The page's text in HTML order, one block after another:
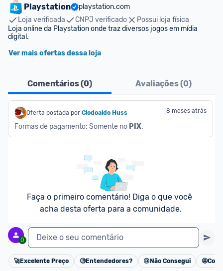
Playstation
playstation.com
Loja verificada
CNPJ verificado
Possui loja física
Loja online da Playstation onde traz diversos jogos em mídia
digital.
Ver mais ofertas dessa loja
Comentários (0) Avaliações (0)
Oferta postada por Clodoaldo Huss 8 meses atrás
Formas de pagamento: Somente no PIX.
Faça o primeiro comentário! Diga o que você
acha desta oferta para a comunidade.
0 Deixe o seu comentário
Cancelar
🚀Excelente Preço 🧐Entendedores? 😢 Não Consegui 🤩